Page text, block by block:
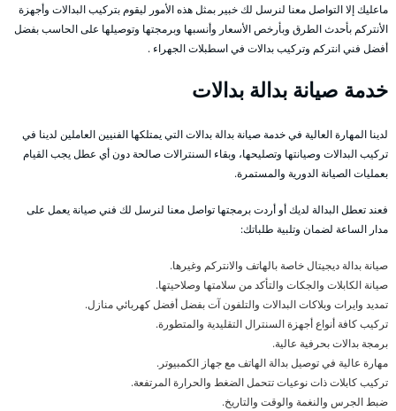
ماعليك إلا التواصل معنا لنرسل لك خبير بمثل هذه الأمور ليقوم بتركيب البدالات وأجهزة
الأنتركم بأحدث الطرق وبأرخص الأسعار وأنسبها وبرمجتها وتوصيلها على الحاسب بفضل
أفضل فني انتركم وتركيب بدالات في اسطبلات الجهراء .
خدمة صيانة بدالة بدالات
لدينا المهارة العالية في خدمة صيانة بدالة بدالات التي يمتلكها الفنيين العاملين لدينا في
تركيب البدالات وصيانتها وتصليحها، وبقاء السنترالات صالحة دون أي عطل يجب القيام
بعمليات الصيانة الدورية والمستمرة.
فعند تعطل البدالة لديك أو أردت برمجتها تواصل معنا لنرسل لك فني صيانة يعمل على
مدار الساعة لضمان وتلبية طلباتك:
صيانة بدالة ديجيتال خاصة بالهاتف والانتركم وغيرها.
صيانة الكابلات والجكات والتأكد من سلامتها وصلاحيتها.
تمديد وايرات وبلاكات البدالات والتلفون آت بفضل أفضل كهربائي منازل.
تركيب كافة أنواع أجهزة السنترال التقليدية والمتطورة.
برمجة بدالات بحرفية عالية.
مهارة عالية في توصيل بدالة الهاتف مع جهاز الكمبيوتر.
تركيب كابلات ذات نوعيات تتحمل الضغط والحرارة المرتفعة.
ضبط الجرس والنغمة والوقت والتاريخ.